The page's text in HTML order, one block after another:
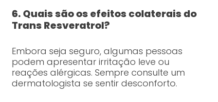
6. Quais são os efeitos colaterais do
Trans Resveratrol?
Embora seja seguro, algumas pessoas
podem apresentar irritação leve ou
reações alérgicas. Sempre consulte um
dermatologista se sentir desconforto.